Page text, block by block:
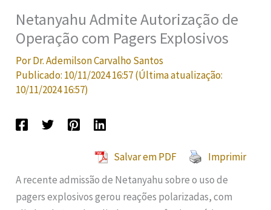
Netanyahu Admite Autorização de
Operação com Pagers Explosivos
PorDr. Ademilson Carvalho Santos
Publicado: 10/11/2024 16:57(Última atualização:
10/11/2024 16:57)
Salvar em PDF
Imprimir
A recente admissão de Netanyahu sobre o uso de
pagers explosivos gerou reações polarizadas, com